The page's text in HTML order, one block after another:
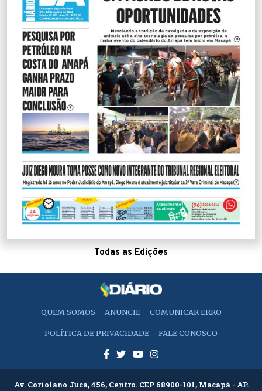
Todas as Edições
QUEM SOMOS ANUNCIE COMUNICAR ERRO
POLÍTICA DE PRIVACIDADE FALE CONOSCO
Av. Coriolano Jucá, 456, Centro. CEP 68900-101, Macapá - AP.